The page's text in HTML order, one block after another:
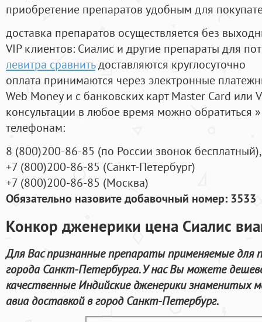
приобретение препаратов удобным для
доставка препаратов осуществляется без
VIP клиентов: Сиалис и другие препараты для
левитра сравнитьдоставляются круглосуточно
оплата принимаются через электронные
Web Money и с банковских карт Master Card или
консультации в любое время можно обратиться
телефонам:
8 (800)200-86-85 (по России звонок бесплатный),
+7 (800)200-86-85 (Санкт-Петербург)
+7 (800)200-86-85 (Москва)
Обязательно назовите добавочный номер: 3533
Конкор дженерики цена Сиалис
Для Вас признанные препараты применяемые для
города Санкт-Петербурга. У нас Вы можете
качественные Индийские дженерики знаменитых
авиа доставкой в город Санкт-Петербург.